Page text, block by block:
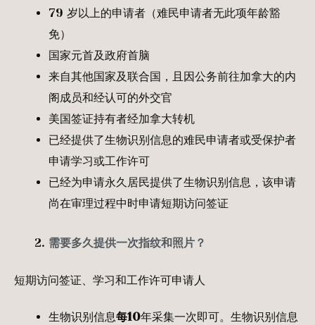
79 岁以上的申请者（难民申请者无此项年龄豁
免）
国家元首及政府首脑
来自其他国家及联合国，且因公务前往加拿大的内
阁成员和经认可的外交官
美国签证持有者经加拿大转机
已经提供了生物识别信息的难民申请者或受保护者
申请学习或工作许可
已经为申请永久居民提供了生物识别信息，该申请
尚在审理过程中时申请短期访问签证
需要多久提供一次指纹和照片？
短期访问签证、学习和工作许可申请人
生物识别信息每10年采集一次即可。生物识别信息